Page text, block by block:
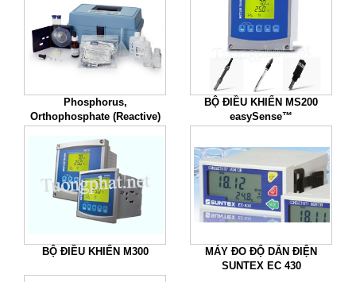
Phosphorus,
Orthophosphate (Reactive)
Test Kit, Model PO-19A
BỘ ĐIỀU KHIỂN MS200
easySense™
BỘ ĐIỀU KHIỂN M300
MÁY ĐO ĐỘ DẪN ĐIỆN
SUNTEX EC 430